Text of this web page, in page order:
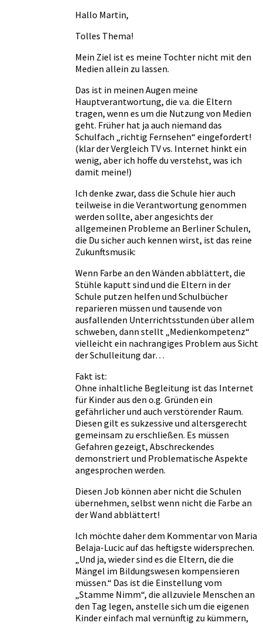
Hallo Martin,
Tolles Thema!
Mein Ziel ist es meine Tochter nicht mit den
Medien allein zu lassen.
Das ist in meinen Augen meine
Hauptverantwortung, die v.a. die Eltern
tragen, wenn es um die Nutzung von Medien
geht. Früher hat ja auch niemand das
Schulfach „richtig Fernsehen“ eingefordert!
(klar der Vergleich TV vs. Internet hinkt ein
wenig, aber ich hoffe du verstehst, was ich
damit meine!)
Ich denke zwar, dass die Schule hier auch
teilweise in die Verantwortung genommen
werden sollte, aber angesichts der
allgemeinen Probleme an Berliner Schulen,
die Du sicher auch kennen wirst, ist das reine
Zukunftsmusik:
Wenn Farbe an den Wänden abblättert, die
Stühle kaputt sind und die Eltern in der
Schule putzen helfen und Schulbücher
reparieren müssen und tausende von
ausfallenden Unterrichtsstunden über allem
schweben, dann stellt „Medienkompetenz“
vielleicht ein nachrangiges Problem aus Sicht
der Schulleitung dar…
Fakt ist:
Ohne inhaltliche Begleitung ist das Internet
für Kinder aus den o.g. Gründen ein
gefährlicher und auch verstörender Raum.
Diesen gilt es sukzessive und altersgerecht
gemeinsam zu erschließen. Es müssen
Gefahren gezeigt, Abschreckendes
demonstriert und Problematische Aspekte
angesprochen werden.
Diesen Job können aber nicht die Schulen
übernehmen, selbst wenn nicht die Farbe an
der Wand abblättert!
Ich möchte daher dem Kommentar von Maria
Belaja-Lucic auf das heftigste widersprechen.
„Und ja, wieder sind es die Eltern, die die
Mängel im Bildungswesen kompensieren
müssen.“ Das ist die Einstellung vom
„Stamme Nimm“, die allzuviele Menschen an
den Tag legen, anstelle sich um die eigenen
Kinder einfach mal vernünftig zu kümmern,